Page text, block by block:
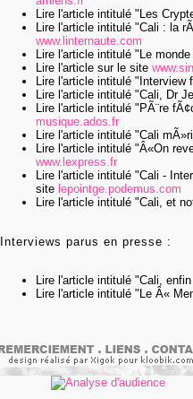
Lire l'article intitulé "Les
Lire l'article intitulé "Cali : la
www.linternaute.com
Lire l'article intitulé "Le
Lire l'article sur le site
Lire l'article intitulé "Interview
Lire l'article intitulé "Cali, Dr
Lire l'article intitulé "PÃ¨re
musique.ados.fr
Lire l'article intitulé "Cali
Lire l'article intitulé "Â«On
www.lexpress.fr
Lire l'article intitulé "Cali -
site lepointge.podemus.com
Lire l'article intitulé "Cali, et
Interviews parus en presse :
Lire l'article intitulé "Cali,
Lire l'article intitulé "Le Â«